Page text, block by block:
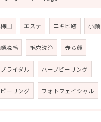
梅田 エステ ニキビ跡 小顔
顔脱毛 毛穴洗浄 赤ら顔
ブライダル ハーブピーリング
ピーリング フォトフェイシャル